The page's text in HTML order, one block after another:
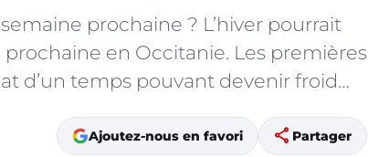
prochaine ? L’hiver pourrait
en Occitanie. Les premières
d’un temps pouvant devenir froid…
Ajoutez-nous en favori share Partager